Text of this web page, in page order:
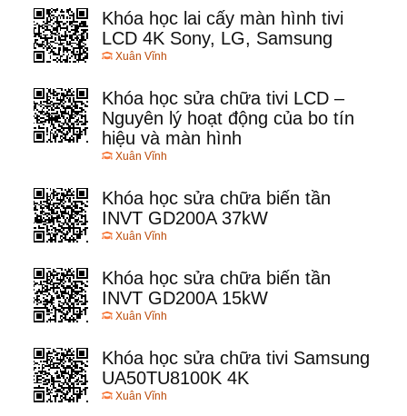
Khóa học lai cấy màn hình tivi
LCD 4K Sony, LG, Samsung
Xuân Vĩnh
Khóa học sửa chữa tivi LCD –
Nguyên lý hoạt động của bo tín
hiệu và màn hình
Xuân Vĩnh
Khóa học sửa chữa biến tần
INVT GD200A 37kW
Xuân Vĩnh
Khóa học sửa chữa biến tần
INVT GD200A 15kW
Xuân Vĩnh
Khóa học sửa chữa tivi Samsung
UA50TU8100K 4K
Xuân Vĩnh